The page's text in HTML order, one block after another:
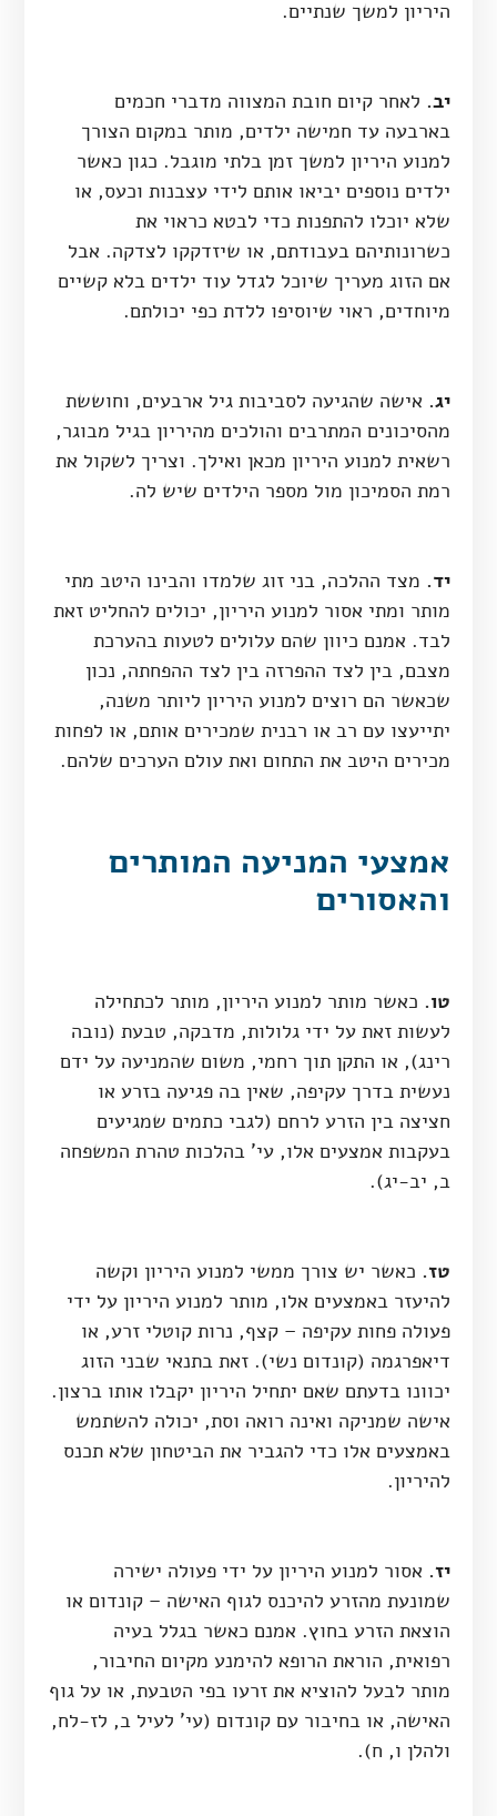
היריון למשך שנתיים.
יב. לאחר קיום חובת המצווה מדברי חכמים
בארבעה עד חמישה ילדים, מותר במקום הצורך
למנוע היריון למשך זמן בלתי מוגבל. כגון כאשר
ילדים נוספים יביאו אותם לידי עצבנות וכעס, או
שלא יוכלו להתפנות כדי לבטא כראוי את
כשרונותיהם בעבודתם, או שיזדקקו לצדקה. אבל
אם הזוג מעריך שיוכל לגדל עוד ילדים בלא קשיים
מיוחדים, ראוי שיוסיפו ללדת כפי יכולתם.
יג.אישה שהגיעה לסביבות גיל ארבעים, וחוששת
מהסיכונים המתרבים והולכים מהיריון בגיל מבוגר,
רשאית למנוע היריון מכאן ואילך. וצריך לשקול את
רמת הסמיכון מול מספר הילדים שיש לה.
יד. מצד ההלכה, בני זוג שלמדו והבינו היטב מתי
מותר ומתי אסור למנוע היריון, יכולים להחליט זאת
לבד. אמנם כיוון שהם עלולים לטעות בהערכת
מצבם, בין לצד ההפרזה בין לצד ההפחתה, נכון
שכאשר הם רוצים למנוע היריון ליותר משנה,
יתייעצו עם רב או רבנית שמכירים אותם, או לפחות
מכירים היטב את התחום ואת עולם הערכים שלהם.
אמצעי המניעה המותרים
והאסורים
טו. כאשר מותר למנוע היריון, מותר לכתחילה
לעשות זאת על ידי גלולות, מדבקה, טבעת (נובה
רינג), או התקן תוך רחמי, משום שהמניעה על ידם
נעשית בדרך עקיפה, שאין בה פגיעה בזרע או
חציצה בין הזרע לרחם (לגבי כתמים שמגיעים
בעקבות אמצעים אלו, עי' בהלכות טהרת המשפחה
ב, יב-יג).
טז. כאשר יש צורך ממשי למנוע היריון וקשה
להיעזר באמצעים אלו, מותר למנוע היריון על ידי
פעולה פחות עקיפה – קצף, נרות קוטלי זרע, או
דיאפרגמה (קונדום נשי). זאת בתנאי שבני הזוג
יכוונו בדעתם שאם יתחיל היריון יקבלו אותו ברצון.
אישה שמניקה ואינה רואה וסת, יכולה להשתמש
באמצעים אלו כדי להגביר את הביטחון שלא תכנס
להיריון.
יז.אסור למנוע היריון על ידי פעולה ישירה
שמונעת מהזרע להיכנס לגוף האישה – קונדום או
הוצאת הזרע בחוץ. אמנם כאשר בגלל בעיה
רפואית, הוראת הרופא להימנע מקיום החיבור,
מותר לבעל להוציא את זרעו בפי הטבעת, או על גוף
האישה, או בחיבור עם קונדום (עי' לעיל ב, לז-לח,
ולהלן ו, ח).